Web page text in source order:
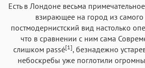
Есть в Лондоне весьма
взирающее на город из самого
постмодернистский вид настолько
что в сравнении с ним сама
слишком passé[1], безнадежно
небоскребы уже поглотили